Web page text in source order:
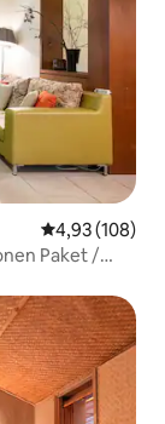
4,93 (108)
Paket /